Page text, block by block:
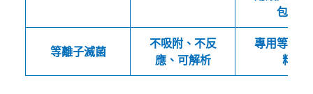
包裝
等離子滅菌
不吸附、不反
應、可解析
專用等離子
料